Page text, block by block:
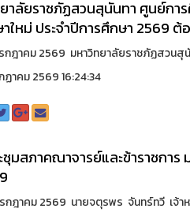
าลัยราชภัฏสวนสุนันทา ศูนย์กา
ใหม่ ประจำปีการศึกษา 2569
รกฎาคม 2569 มหาวิทยาลัยราชภัฏสวน
ฏาคม 2569 16:24:34
ชุมสภาคณาจารย์และข้าราชกา
กฎาคม 2569 นายจตุรพร จันทร์ทวี เจ้าห